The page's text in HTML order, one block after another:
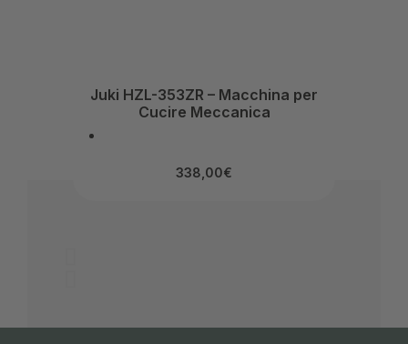
Juki HZL-353ZR – Macchina per
Cucire Meccanica
338,00€